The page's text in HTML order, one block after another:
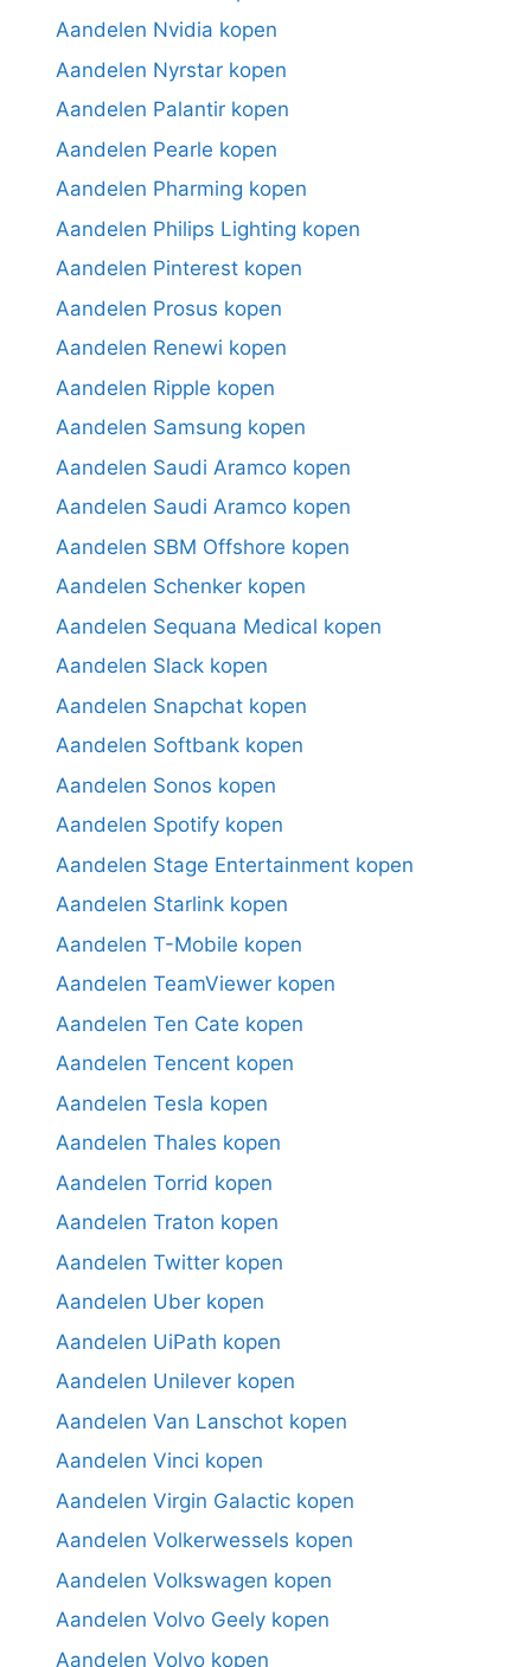
Aandelen Nvidia kopen
Aandelen Nyrstar kopen
Aandelen Palantir kopen
Aandelen Pearle kopen
Aandelen Pharming kopen
Aandelen Philips Lighting kopen
Aandelen Pinterest kopen
Aandelen Prosus kopen
Aandelen Renewi kopen
Aandelen Ripple kopen
Aandelen Samsung kopen
Aandelen Saudi Aramco kopen
Aandelen Saudi Aramco kopen
Aandelen SBM Offshore kopen
Aandelen Schenker kopen
Aandelen Sequana Medical kopen
Aandelen Slack kopen
Aandelen Snapchat kopen
Aandelen Softbank kopen
Aandelen Sonos kopen
Aandelen Spotify kopen
Aandelen Stage Entertainment kopen
Aandelen Starlink kopen
Aandelen T-Mobile kopen
Aandelen TeamViewer kopen
Aandelen Ten Cate kopen
Aandelen Tencent kopen
Aandelen Tesla kopen
Aandelen Thales kopen
Aandelen Torrid kopen
Aandelen Traton kopen
Aandelen Twitter kopen
Aandelen Uber kopen
Aandelen UiPath kopen
Aandelen Unilever kopen
Aandelen Van Lanschot kopen
Aandelen Vinci kopen
Aandelen Virgin Galactic kopen
Aandelen Volkerwessels kopen
Aandelen Volkswagen kopen
Aandelen Volvo Geely kopen
Aandelen Volvo kopen